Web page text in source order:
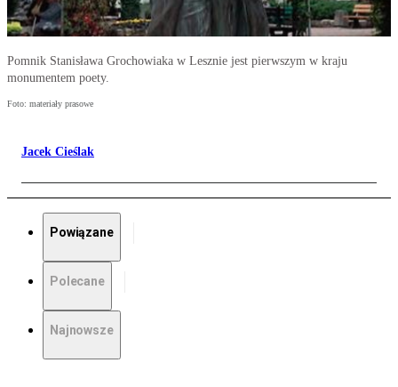
Pomnik Stanisława Grochowiaka w Lesznie jest pierwszym w kraju
monumentem poety.
Foto: materiały prasowe
Jacek Cieślak
Powiązane
Polecane
Najnowsze